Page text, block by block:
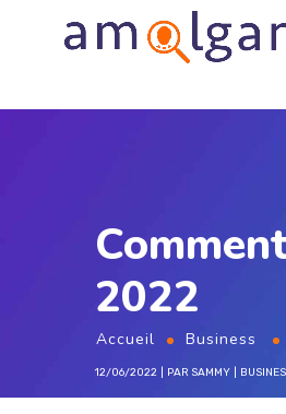
2022
Accueil Business
12/06/2022 PAR SAMMY